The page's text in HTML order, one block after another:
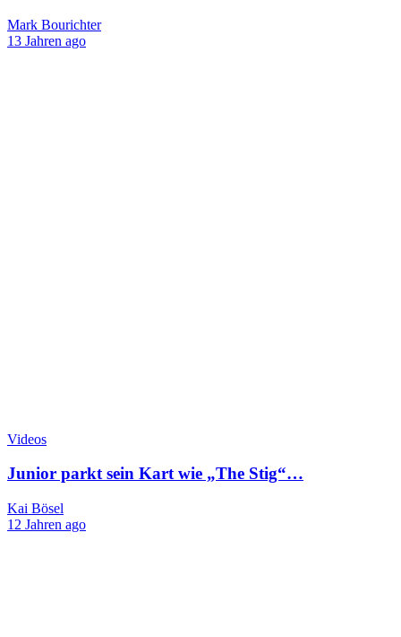
Mark Bourichter
13 Jahren ago
Videos
Junior parkt sein Kart wie „The Stig“…
Kai Bösel
12 Jahren ago